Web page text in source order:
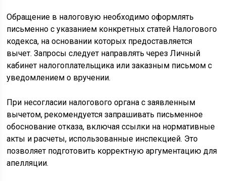
Обращение в налоговую необходимо оформлять
письменно с указанием конкретных статей Налогового
кодекса, на основании которых предоставляется
вычет. Запросы следует направлять через Личный
кабинет налогоплательщика или заказным письмом с
уведомлением о вручении.
При несогласии налогового органа с заявленным
вычетом, рекомендуется запрашивать письменное
обоснование отказа, включая ссылки на нормативные
акты и расчеты, использованные инспекцией. Это
позволяет подготовить корректную аргументацию для
апелляции.